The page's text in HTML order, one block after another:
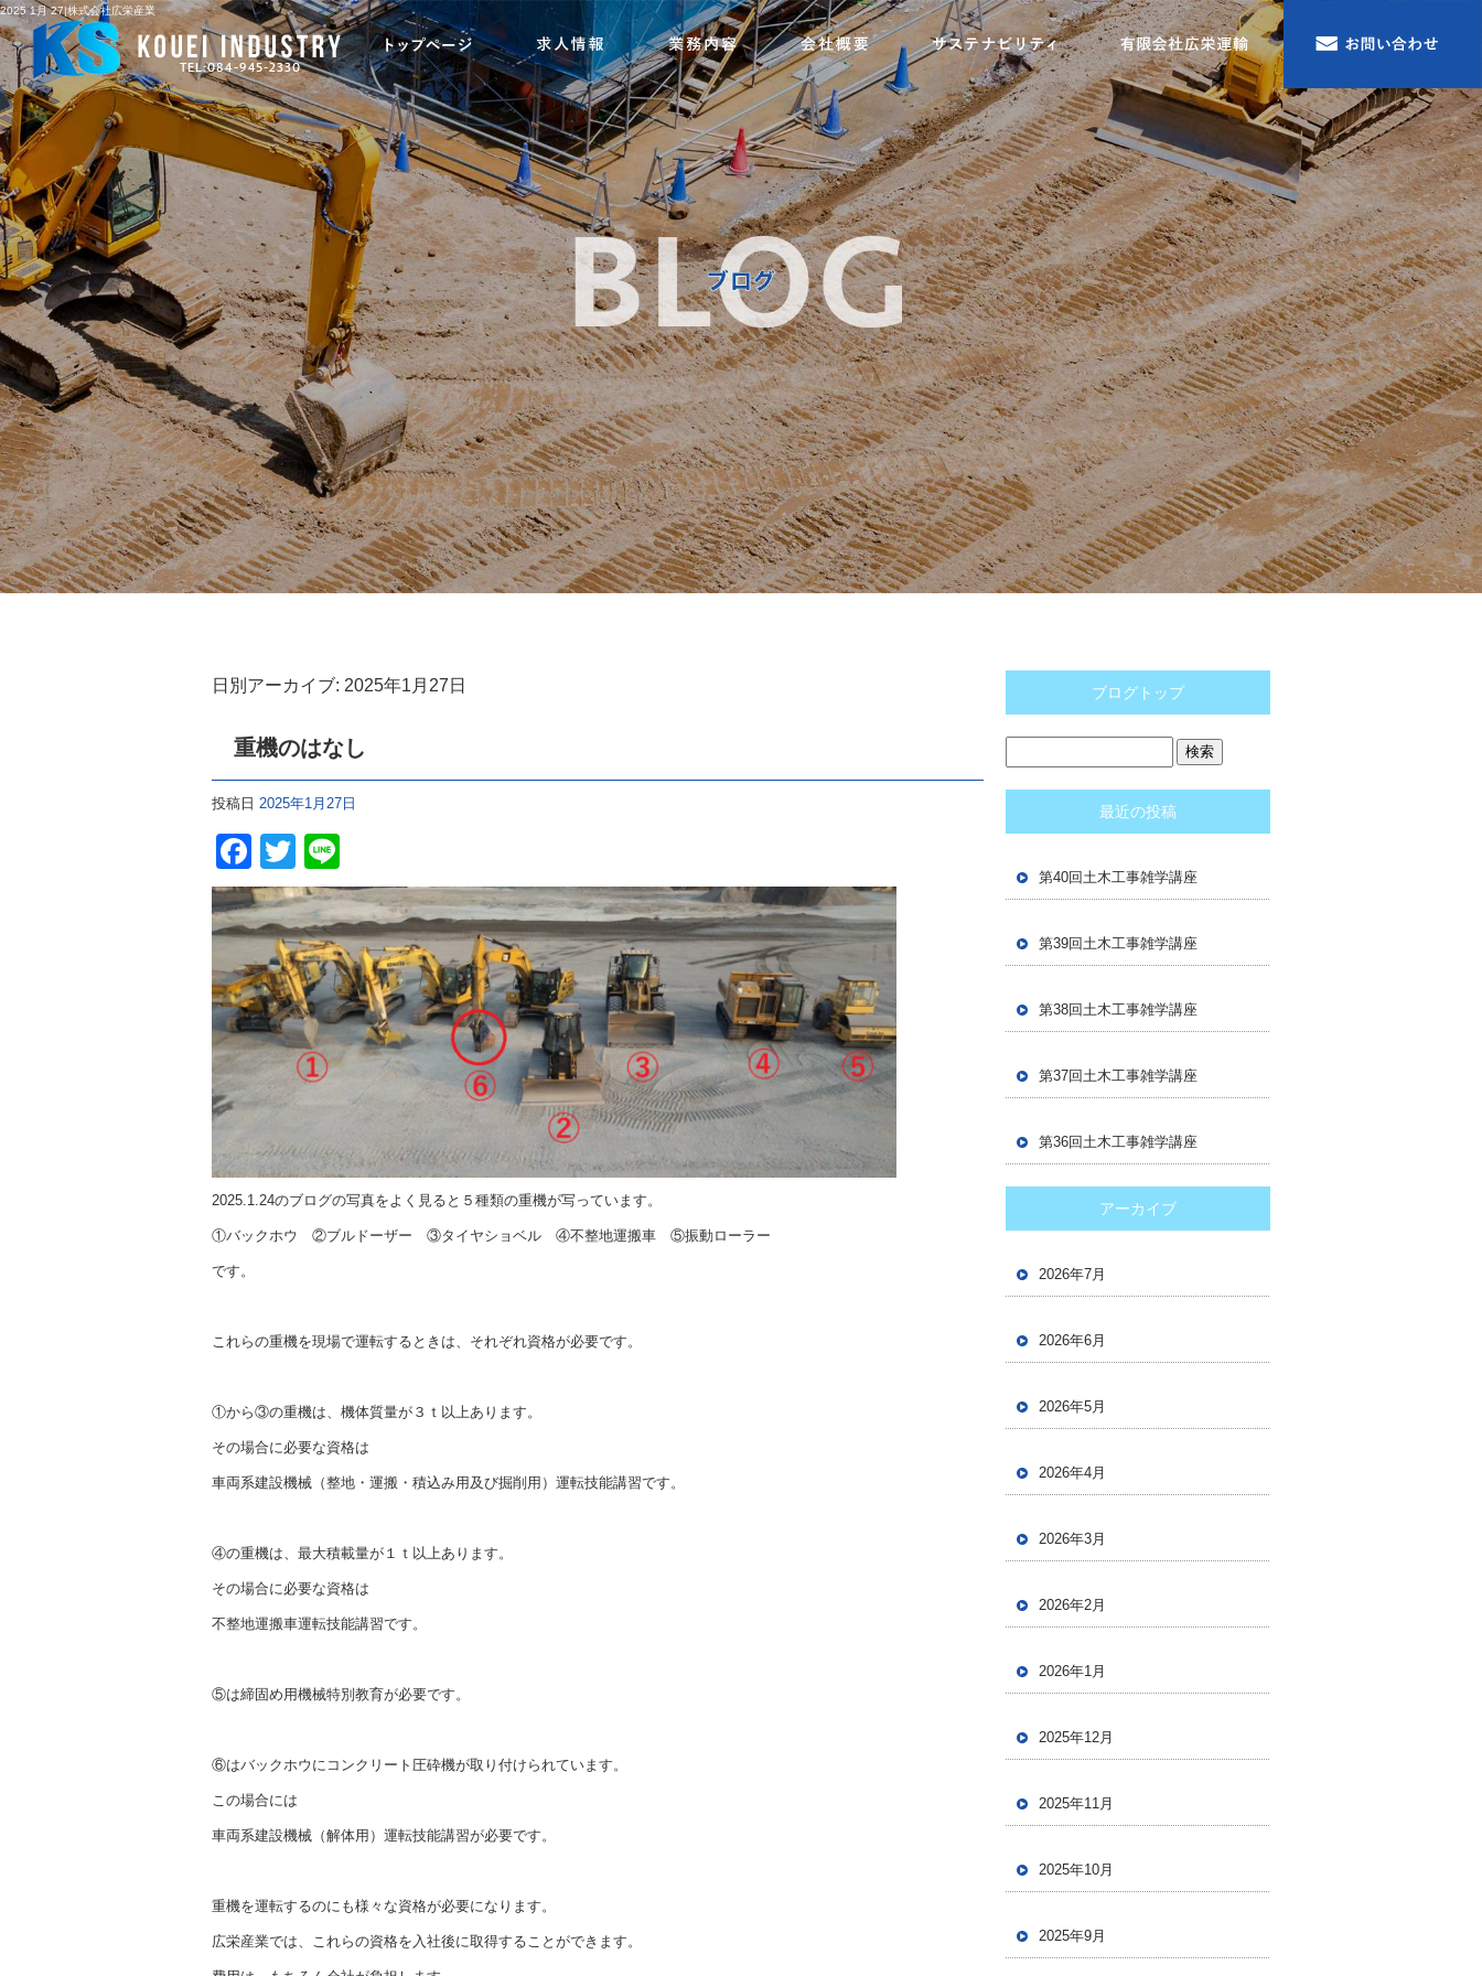
2025 1月 27|株式会社広栄産業
日別アーカイブ: 2025年1月27日
重機のはなし
投稿日 2025年1月27日
F
a
c
e
b
o
o
k
T
wi
tt
er
n
e
2025.1.24のブログの写真をよく見ると５種類の重機が写っています。
①バックホウ ②ブルドーザー ③タイヤショベル ④不整地運搬車 ⑤振動ローラー
です。
これらの重機を現場で運転するときは、それぞれ資格が必要です。
①から③の重機は、機体質量が３ｔ以上あります。
その場合に必要な資格は
車両系建設機械（整地・運搬・積込み用及び掘削用）運転技能講習です。
④の重機は、最大積載量が１ｔ以上あります。
その場合に必要な資格は
不整地運搬車運転技能講習です。
⑤は締固め用機械特別教育が必要です。
⑥はバックホウにコンクリート圧砕機が取り付けられています。
この場合には
車両系建設機械（解体用）運転技能講習が必要です。
重機を運転するのにも様々な資格が必要になります。
広栄産業では、これらの資格を入社後に取得することができます。
ブログトップ
最近の投稿
第40回土木工事雑学講座
第39回土木工事雑学講座
第38回土木工事雑学講座
第37回土木工事雑学講座
第36回土木工事雑学講座
アーカイブ
2026年7月
2026年6月
2026年5月
2026年4月
2026年3月
2026年2月
2026年1月
2025年12月
2025年11月
2025年10月
2025年9月